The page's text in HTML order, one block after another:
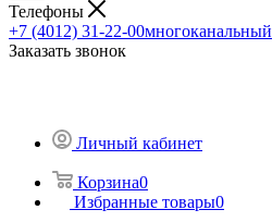
Телефоны
+7 (4012) 31-22-00многоканальный
Заказать звонок
Личный кабинет
Корзина0
Избранные товары0